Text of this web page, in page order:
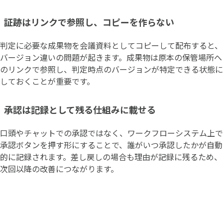
証跡はリンクで参照し、コピーを作らない
判定に必要な成果物を会議資料としてコピーして配布すると、
バージョン違いの問題が起きます。成果物は原本の保管場所へ
のリンクで参照し、判定時点のバージョンが特定できる状態に
しておくことが重要です。
承認は記録として残る仕組みに載せる
口頭やチャットでの承認ではなく、ワークフローシステム上で
承認ボタンを押す形にすることで、誰がいつ承認したかが自動
的に記録されます。差し戻しの場合も理由が記録に残るため、
次回以降の改善につながります。